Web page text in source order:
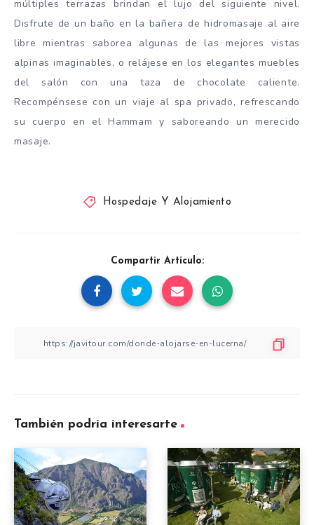
múltiples terrazas brindan el lujo del siguiente nivel.
Disfrute de un baño en la bañera de hidromasaje al aire
libre mientras saborea algunas de las mejores vistas
alpinas imaginables, o relájese en los elegantes muebles
del salón con una taza de chocolate caliente.
Recompénsese con un viaje al spa privado, refrescando
su cuerpo en el Hammam y saboreando un merecido
masaje.
Hospedaje Y Alojamiento
Compartir Artículo:
También podría interesarte